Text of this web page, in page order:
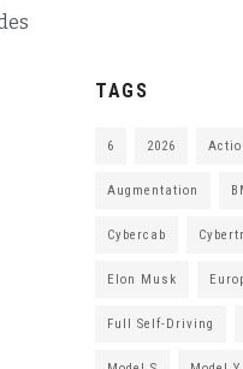
TAGS
6 2026
Augmentation
Cybercab
Elon Musk
Full Self-Driving